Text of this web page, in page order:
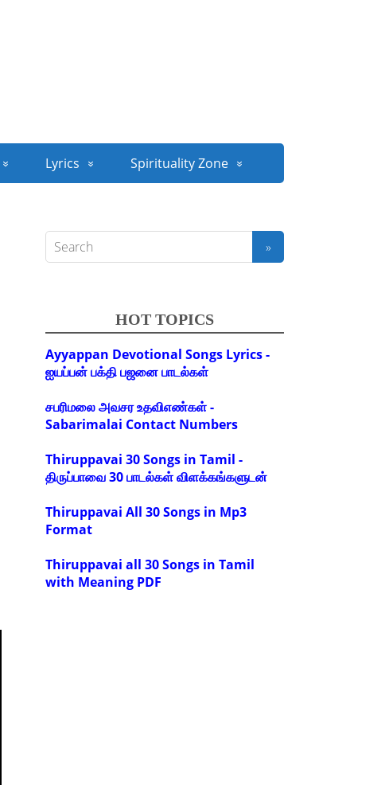
Lyrics Spirituality Zone
HOT TOPICS
Ayyappan Devotional Songs Lyrics -
ஐயப்பன் பக்தி பஜனை பாடல்கள்
சபரிமலை அவசர உதவிஎண்கள் -
Sabarimalai Contact Numbers
Thiruppavai 30 Songs in Tamil -
திருப்பாவை 30 பாடல்கள் விளக்கங்களுடன்
Thiruppavai All 30 Songs in Mp3
Format
Thiruppavai all 30 Songs in Tamil
with Meaning PDF